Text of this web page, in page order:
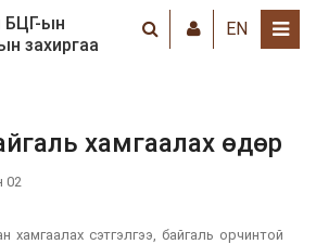
БЦГ-ын
захиргаа
EN
хамгаалах өдөр
02
хамгаалах сэтгэлгээ, байгаль орчинтой